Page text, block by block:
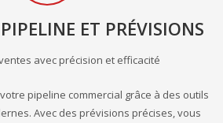
ET PRÉVISIONS
avec précision et efficacité
pipeline commercial grâce à des outils
Avec des prévisions précises, vous